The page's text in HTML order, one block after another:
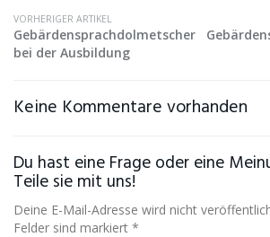
VORHERIGER ARTIKEL
Gebärdensprachdolmetscher
bei der Ausbildung
Keine Kommentare vorhanden
Du hast eine Frage oder eine
Teile sie mit uns!
Deine E-Mail-Adresse wird nicht
Felder sind markiert *